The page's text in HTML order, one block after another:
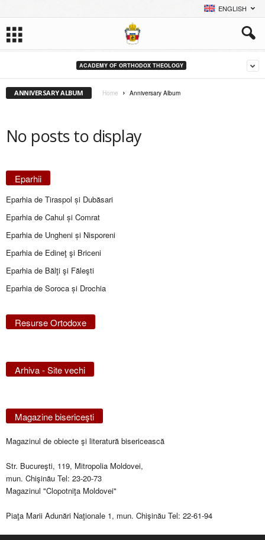
ENGLISH
ACADEMY OF ORTHODOX THEOLOGY
ANNIVERSARY ALBUM Home Anniversary Album
No posts to display
Eparhii
Eparhia de Tiraspol și Dubăsari
Eparhia de Cahul și Comrat
Eparhia de Ungheni și Nisporeni
Eparhia de Edineţ şi Briceni
Eparhia de Bălţi şi Făleşti
Eparhia de Soroca și Drochia
Resurse Ortodoxe
Arhiva - Site vechi
Magazine bisericeşti
Magazinul de obiecte şi literatură bisericească
Str. Bucureşti, 119, Mitropolia Moldovei,
mun. Chişinău Tel: 23-20-73
Magazinul "Clopotniţa Moldovei"
Piaţa Marii Adunări Naţionale 1, mun. Chişinău Tel: 22-61-94